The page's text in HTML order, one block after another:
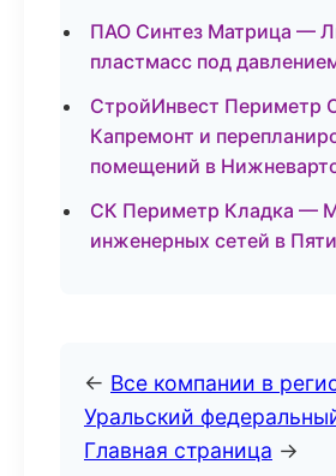
ПАО Синтез Матрица —
пластмасс под
СтройИнвест Периметр
Капремонт и
помещений в
СК Периметр Кладка —
инженерных сетей в
← Все компании в
Уральский
Главная страница →